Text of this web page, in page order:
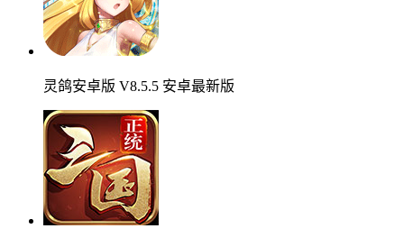
灵鸽安卓版 V8.5.5 安卓最新版